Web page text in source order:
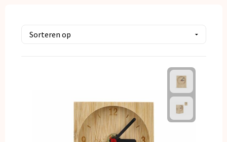
Kinderen, Peuters en Baby's
Persoonlijke verzorging